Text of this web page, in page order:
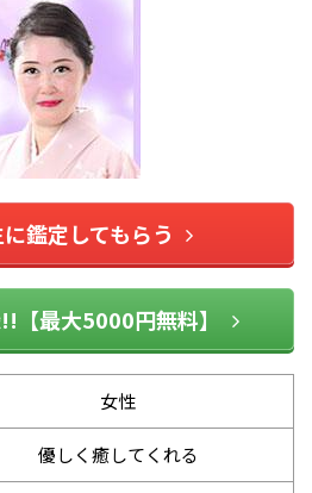
鑑定してもらう
【最大5000円無料】
女性
優しく癒してくれる